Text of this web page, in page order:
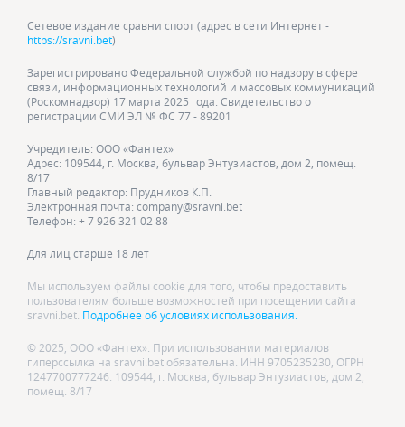
Сетевое издание сравни спорт (адрес в сети Интернет -
https://sravni.bet)
Зарегистрировано Федеральной службой по надзору в сфере
связи, информационных технологий и массовых коммуникаций
(Роскомнадзор) 17 марта 2025 года. Свидетельство о
регистрации СМИ ЭЛ № ФС 77 - 89201
Учредитель: ООО «Фантех»
Адрес: 109544, г. Москва, бульвар Энтузиастов, дом 2, помещ.
8/17
Главный редактор: Прудников К.П.
Электронная почта: company@sravni.bet
Телефон: + 7 926 321 02 88
Для лиц старше 18 лет
Мы используем файлы cookie для того, чтобы предоставить
пользователям больше возможностей при посещении сайта
sravni.bet. Подробнее об условиях использования.
© 2025, ООО «Фантех». При использовании материалов
гиперссылка на sravni.bet обязательна. ИНН 9705235230, ОГРН
1247700777246. 109544, г. Москва, бульвар Энтузиастов, дом 2,
помещ. 8/17